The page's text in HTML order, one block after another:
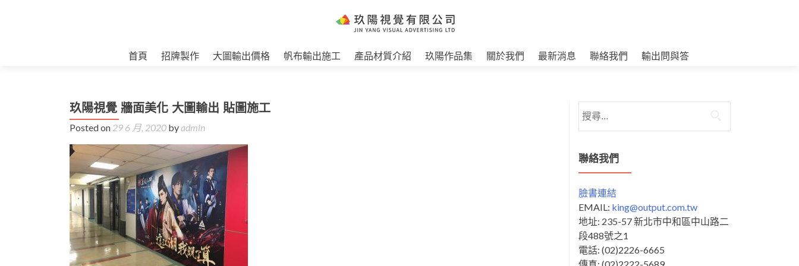
首頁 招牌製作 大圖輸出價格 帆布輸出施工 產品材質介紹 玖陽作品集 關於我們 最新消息 聯絡我們 輸出問與答
玖陽視覺 牆面美化 大圖輸出 貼圖施工
Posted on 29 6 月, 2020 byadmin
尋
鍵
字:
聯絡我們
臉書連結
EMAIL: king@output.com.tw
地址: 235-57 新北市中和區中山路二
段488號之1
電話: (02)2226-6665